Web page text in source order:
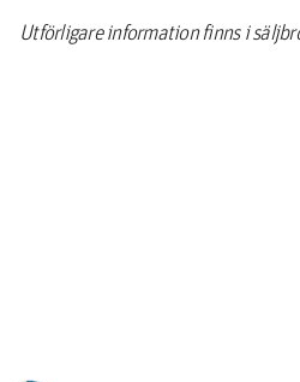
Utförligare information finns i